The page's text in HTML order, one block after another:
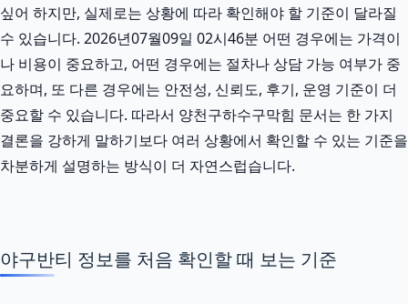
싶어 하지만, 실제로는 상황에 따라 확인해야 할 기준이 달라질
수 있습니다. 2026년07월09일 02시46분 어떤 경우에는 가격이
나 비용이 중요하고, 어떤 경우에는 절차나 상담 가능 여부가 중
요하며, 또 다른 경우에는 안전성, 신뢰도, 후기, 운영 기준이 더
중요할 수 있습니다. 따라서 양천구하수구막힘 문서는 한 가지
결론을 강하게 말하기보다 여러 상황에서 확인할 수 있는 기준을
차분하게 설명하는 방식이 더 자연스럽습니다.
야구반티 정보를 처음 확인할 때 보는 기준